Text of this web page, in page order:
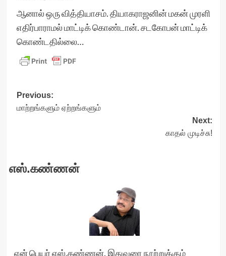
ஆனால் ஒரு வித்தியாசம். தியாகராஜனின் மகன் முரளி
எதிர்பாராமல் மாட்டிக் கொண்டான். சடகோபன் மாட்டிக்
கொண்டதில்லை…
Post
navigation
Previous:
மாற்றங்களும் ஏற்றங்களும்
Next:
காதல் முடிச்சு!
எஸ்.கண்ணன்
என் பெயர் எஸ்.கண்ணன். இதுவரை நூற்றுக்கும்